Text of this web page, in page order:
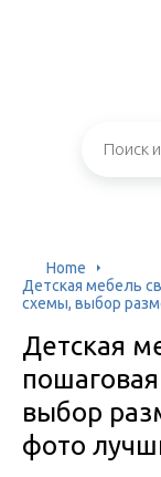
Home
Детская мебель
схемы, выбор
Детская
выбор
фото